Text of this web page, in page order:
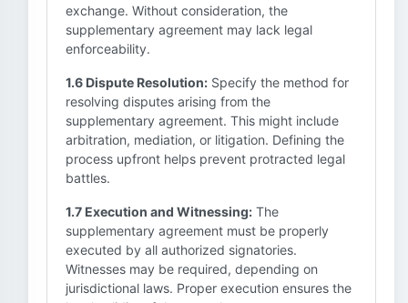
exchange. Without consideration, the
supplementary agreement may lack legal
enforceability.
1.6 Dispute Resolution: Specify the method for
resolving disputes arising from the
supplementary agreement. This might include
arbitration, mediation, or litigation. Defining the
process upfront helps prevent protracted legal
battles.
1.7 Execution and Witnessing: The
supplementary agreement must be properly
executed by all authorized signatories.
Witnesses may be required, depending on
jurisdictional laws. Proper execution ensures the